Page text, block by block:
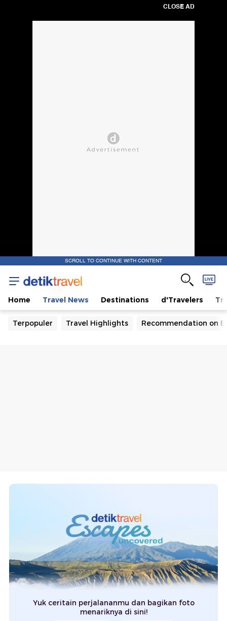
CLOSE AD
SCROLL TO CONTINUE WITH CONTENT
Home Travel News Destinations d'Travelers
Terpopuler Travel Highlights Recommendation on
Yuk ceritain perjalananmu dan bagikan foto
menariknya di sini!